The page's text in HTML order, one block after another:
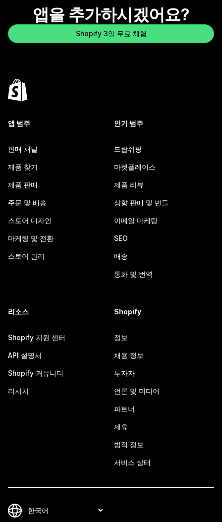
앱을 추가하시겠어요?
Shopify 3일 무료 체험
앱 범주
판매 채널
제품 찾기
제품 판매
주문 및 배송
스토어 디자인
마케팅 및 전환
스토어 관리
인기 범주
드랍쉬핑
마켓플레이스
제품 리뷰
상향 판매 및 번들
이메일 마케팅
SEO
배송
통화 및 번역
리소스
Shopify 지원 센터
API 설명서
Shopify 커뮤니티
리서치
Shopify
정보
채용 정보
투자자
언론 및 미디어
파트너
제휴
법적 정보
서비스 상태